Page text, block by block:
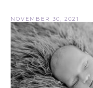
NOVEMBER 30, 2021